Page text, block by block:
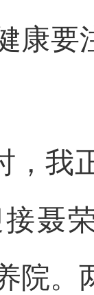
康要
，我
聂
院。